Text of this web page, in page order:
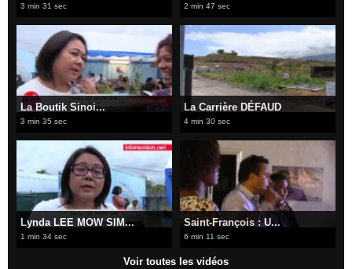
3 min 31 sec 2 min 47 sec
La Boutik Sinoi...
3 min 35 sec
La Carrière DÉFAUD
4 min 30 sec
Lynda LEE MOW SIM...
1 min 34 sec
Saint-François : U...
6 min 11 sec
Voir toutes les vidéos